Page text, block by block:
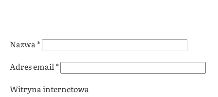
Nazwa *
Adres email *
Witryna internetowa